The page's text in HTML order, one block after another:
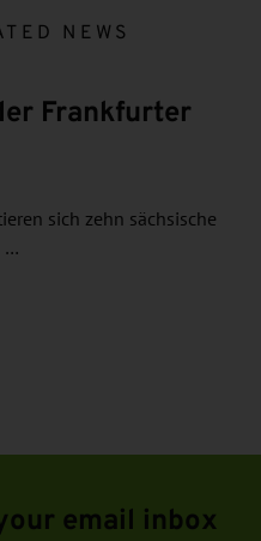
NEWS
Frankfurter
sich zehn sächsische
…
email inbox